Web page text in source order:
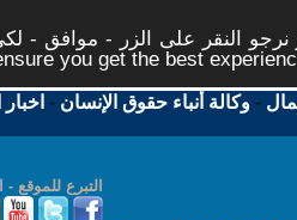
النقر على الزر - موافق -
you get the best
-وكالة أنباء حقوق الإنسان -
التبرع للموقع -